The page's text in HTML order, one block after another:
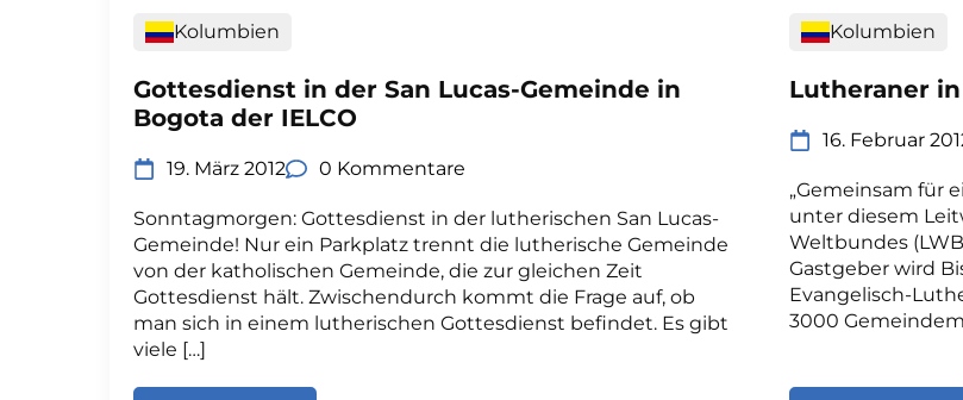
Kolumbien
Gottesdienst in der San Lucas-Gemeinde in
Bogota der IELCO
19. März 2012 0 Kommentare
Sonntagmorgen: Gottesdienst in der lutherischen San Lucas-
Gemeinde! Nur ein Parkplatz trennt die lutherische Gemeinde
von der katholischen Gemeinde, die zur gleichen Zeit
Gottesdienst hält. Zwischendurch kommt die Frage auf, ob
man sich in einem lutherischen Gottesdienst befindet. Es gibt
viele […]
Kolumbien
Lutheraner
16. Februar
„Gemeinsam für
unter diesem
Weltbundes
Gastgeber wird
Evangelisch-
3000